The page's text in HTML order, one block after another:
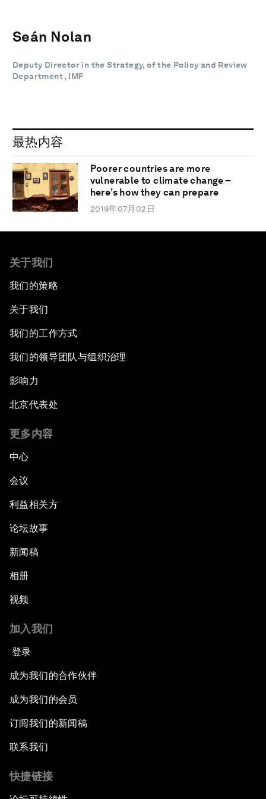
Seán Nolan
Deputy Director in the Strategy, of the Policy and Review
Department , IMF
最热内容
Poorer countries are more
vulnerable to climate change –
here’s how they can prepare
2019年07月02日
关于我们
我们的策略
关于我们
我们的工作方式
我们的领导团队与组织治理
影响力
北京代表处
更多内容
中心
会议
利益相关方
论坛故事
新闻稿
相册
视频
加入我们
登录
成为我们的合作伙伴
成为我们的会员
订阅我们的新闻稿
联系我们
快捷链接